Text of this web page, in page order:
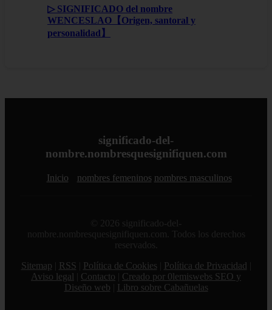
▷ SIGNIFICADO del nombre
WENCESLAO【Origen, santoral y
personalidad】
significado-del-
nombre.nombresquesignifiquen.com
Inicio nombres femeninos nombres masculinos
© 2026 significado-del-
nombre.nombresquesignifiquen.com. Todos los derechos
reservados.
Sitemap
RSS Política de Cookies Política de Privacidad
Aviso legal
Contacto
Creado por 0lemiswebs SEO y
Diseño web
Libro sobre Cabañuelas